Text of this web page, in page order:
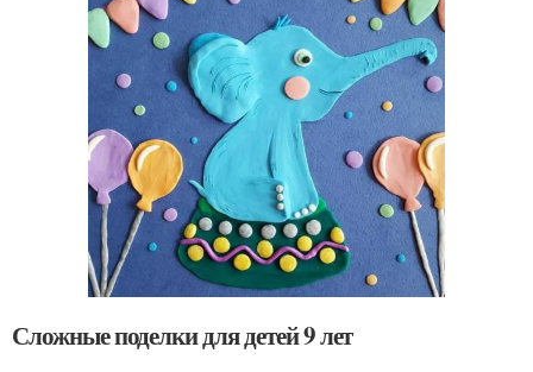
Сложные поделки для детей 9 лет